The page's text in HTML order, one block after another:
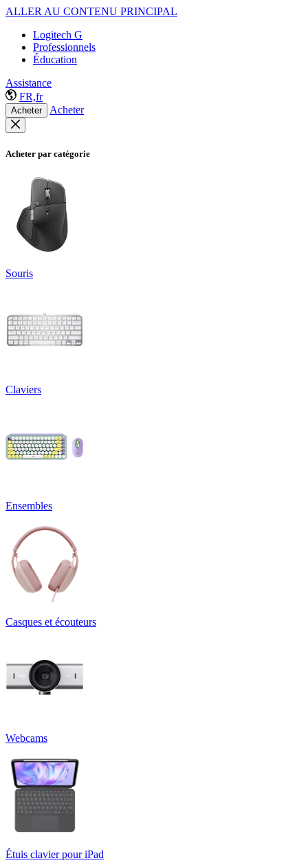
ALLER AU CONTENU PRINCIPAL
Logitech G
Professionnels
Éducation
Assistance
FR,fr
Acheter Acheter
Acheter par catégorie
Souris
Claviers
Ensembles
Casques et écouteurs
Webcams
Étuis clavier pour iPad